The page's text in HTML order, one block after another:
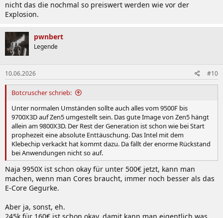
nicht das die nochmal so preiswert werden wie vor der
Explosion.
pwnbert
Legende
10.06.2026 #10
Botcruscher schrieb:
Unter normalen Umständen sollte auch alles vom 9500F bis
9700X3D auf Zen5 umgestellt sein. Das gute Image von Zen5 hängt
allein am 9800X3D. Der Rest der Generation ist schon wie bei Start
prophezeit eine absolute Enttäuschung. Das Intel mit dem
Klebechip verkackt hat kommt dazu. Da fällt der enorme Rückstand
bei Anwendungen nicht so auf.
Naja 9950X ist schon okay für unter 500€ jetzt, kann man
machen, wenn man Cores braucht, immer noch besser als das
E-Core Gegurke.
Aber ja, sonst, eh.
245k für 160€ ist schon okay, damit kann man eigentlich was